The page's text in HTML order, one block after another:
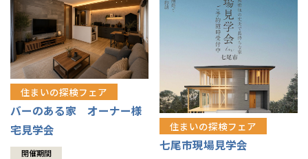
住まいの探検フェア
バーのある家 オーナー様
宅見学会
開催期間
住まいの探検フェア
七尾市現場見学会